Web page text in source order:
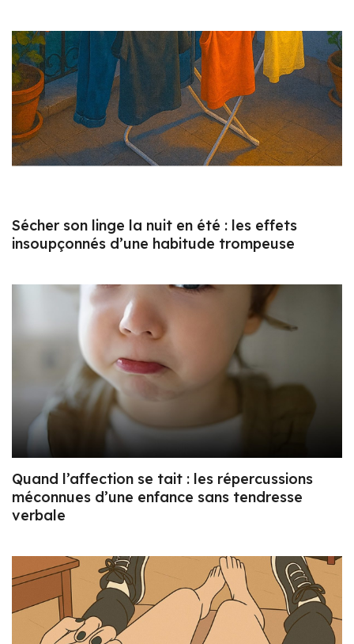
Sécher son linge la nuit en été : les effets
insoupçonnés d’une habitude trompeuse
Quand l’affection se tait : les répercussions
méconnues d’une enfance sans tendresse
verbale